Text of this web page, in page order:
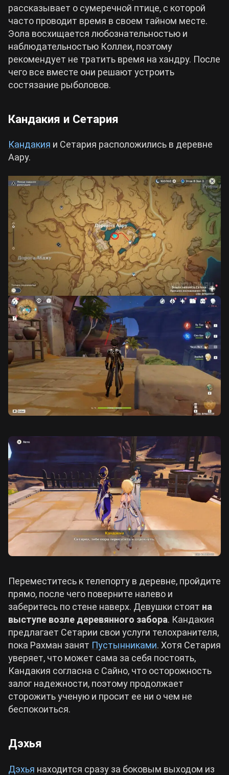
рассказывает о сумеречной птице, с которой
часто проводит время в своем тайном месте.
Эола восхищается любознательностью и
наблюдательностью Коллеи, поэтому
рекомендует не тратить время на хандру. После
чего все вместе они решают устроить
состязание рыболовов.
Кандакия и Сетария
Кандакия и Сетария расположились в деревне
Аару.
Переместитесь к телепорту в деревне, пройдите
прямо, после чего поверните налево и
заберитесь по стене наверх. Девушки стоят на
выступе возле деревянного забора. Кандакия
предлагает Сетарии свои услуги телохранителя,
пока Рахман занят Пустынниками. Хотя Сетария
уверяет, что может сама за себя постоять,
Кандакия согласна с Сайно, что осторожность
залог надежности, поэтому продолжает
сторожить ученую и просит ее ни о чем не
беспокоиться.
Дэхья
Дэхья находится сразу за боковым выходом из